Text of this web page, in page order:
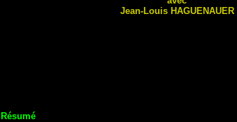
Jean-Louis HAGUENAUER
Résumé